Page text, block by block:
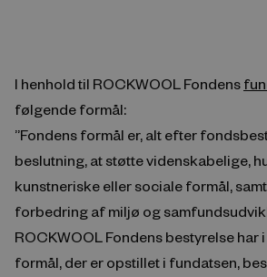
I henhold til ROCKWOOL Fondens
følgende formål:
”Fondens formål er, alt efter
beslutning, at støtte videnskabelige,
kunstneriske eller sociale formål,
forbedring af miljø og
ROCKWOOL Fondens bestyrelse har
formål, der er opstillet i fundatsen,